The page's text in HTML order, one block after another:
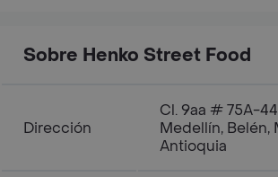
Sobre Henko Street Food
Dirección
Cl. 9aa # 75A-
Medellín, Belén,
Antioquia